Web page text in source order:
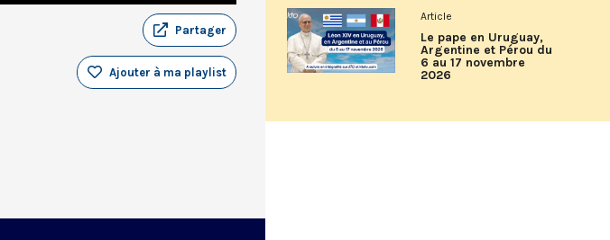
Partager
Ajouter à ma playlist
Article
Le pape en Uruguay,
Argentine et Pérou du
6 au 17 novembre
2026